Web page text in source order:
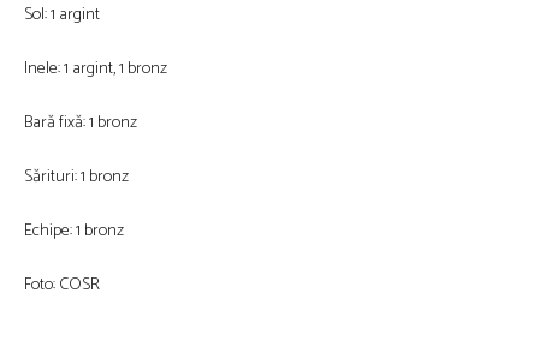
Sol: 1 argint
Inele: 1 argint, 1 bronz
Bară fixă: 1 bronz
Sărituri: 1 bronz
Echipe: 1 bronz
Foto: COSR